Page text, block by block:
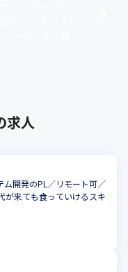
求人
ム開発のPL／リモート可／
が来ても食っていけるスキ